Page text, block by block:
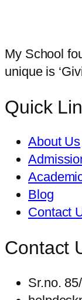
My School
unique is
Quick
About Us
Blog
Contact
Contact
Sr.no.